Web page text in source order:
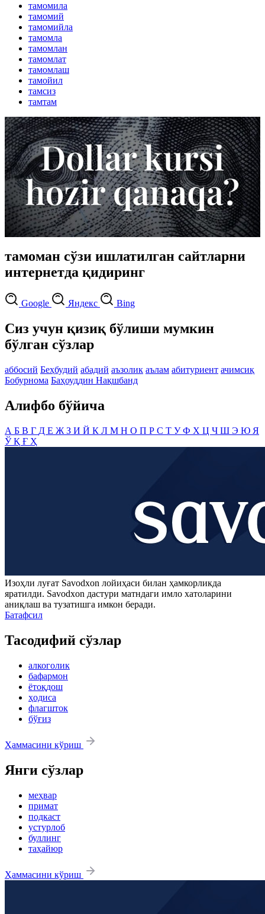
тамомила
тамомий
тамомийла
тамомла
тамомлан
тамомлат
тамомлаш
тамойил
тамсиз
тамтам
тамоман сўзи ишлатилган сайтларни
интернетда қидиринг
Google Яндекс Bing
Сиз учун қизиқ бўлиши мумкин
бўлган сўзлар
аббосий Беҳбудий абадий аъзолик аълам абитуриент ачимсиқ
Бобурнома Баҳоуддин Нақшбанд
Алифбо бўйича
А Б В Г Д Е Ж З И Й К Л М Н О П Р С Т УФ Х Ц Ч Ш Э Ю Я
ЎҚ Ғ Ҳ
Изоҳли луғат Savodxon лойиҳаси билан ҳамкорликда
яратилди. Savodxon дастури матндаги имло хатоларини
аниқлаш ва тузатишга имкон беради.
Батафсил
Тасодифий сўзлар
алкоголик
бафармон
ётоқдош
ҳодиса
флагшток
бўғиз
Ҳаммасини кўриш
Янги сўзлар
меҳвар
примат
подкаст
устурлоб
буллинг
таҳайюр
Ҳаммасини кўриш